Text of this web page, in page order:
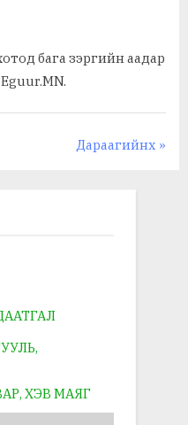
бага зэргийн аадар
Дараагийнх
ХЭВ МАЯГ